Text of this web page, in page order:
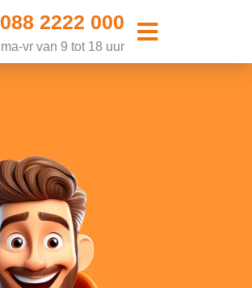
088 2222 000
ma-vr van 9 tot 18 uur